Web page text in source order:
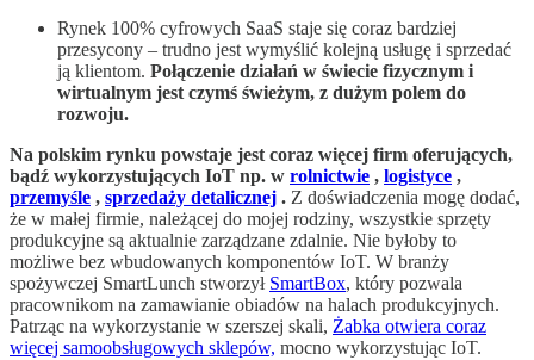
Rynek 100% cyfrowych SaaS staje się coraz bardziej
przesycony – trudno jest wymyślić kolejną usługę i sprzedać
ją klientom. Połączenie działań w świecie fizycznym i
wirtualnym jest czymś świeżym, z dużym polem do
rozwoju.
Na polskim rynku powstaje jest coraz więcej firm oferujących,
bądź wykorzystujących IoT np. w rolnictwie , logistyce ,
przemyśle , sprzedaży detalicznej . Z doświadczenia mogę dodać,
że w małej firmie, należącej do mojej rodziny, wszystkie sprzęty
produkcyjne są aktualnie zarządzane zdalnie. Nie byłoby to
możliwe bez wbudowanych komponentów IoT. W branży
spożywczej SmartLunch stworzył SmartBox, który pozwala
pracownikom na zamawianie obiadów na halach produkcyjnych.
Patrząc na wykorzystanie w szerszej skali, Żabka otwiera coraz
więcej samoobsługowych sklepów, mocno wykorzystując IoT.